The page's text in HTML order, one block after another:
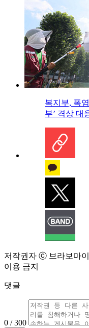
복지부, 폭
부’ 격상 대
저작권자 ⓒ 브라보마
이용 금지
댓글
0 / 300